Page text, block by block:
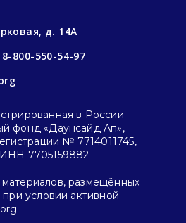
д. 14А
8-800-550-54-97
в России
фонд «Даунсайд Ап»,
№ 7714011745,
7705159882
размещённых
условии активной